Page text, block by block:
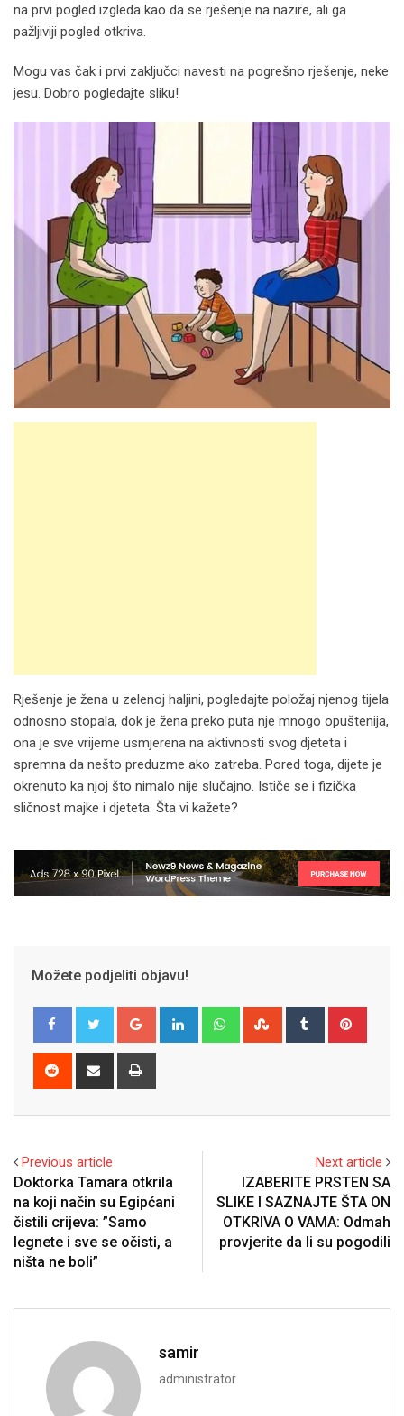
na prvi pogled izgleda kao da se rješenje na nazire, ali ga
pažljiviji pogled otkriva.
Mogu vas čak i prvi zaključci navesti na pogrešno rješenje, neke
jesu. Dobro pogledajte sliku!
Rješenje je žena u zelenoj haljini, pogledajte položaj njenog tijela
odnosno stopala, dok je žena preko puta nje mnogo opuštenija,
ona je sve vrijeme usmjerena na aktivnosti svog djeteta i
spremna da nešto preduzme ako zatreba. Pored toga, dijete je
okrenuto ka njoj što nimalo nije slučajno. Ističe se i fizička
sličnost majke i djeteta. Šta vi kažete?
Možete podjeliti objavu!
Google+ LinkedIn WhatsappStumbleUpon
Tumblr
Reddit
Share
Previous article
Doktorka Tamara otkrila
na koji način su Egipćani
čistili crijeva: ”Samo
legnete i sve se očisti, a
ništa ne boli”
Next article
IZABERITE PRSTEN SA
SLIKE I SAZNAJTE ŠTA ON
OTKRIVA O VAMA: Odmah
provjerite da li su pogodili
samir
administrator